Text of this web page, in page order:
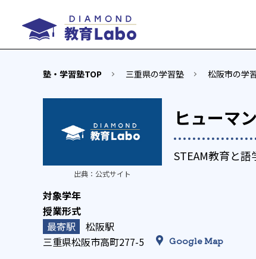
塾・学習塾TOP 三重県の学習塾 松阪市の学
ヒューマ
STEAM教育と
出典： 公式サイト
松阪駅
三重県松阪市高町277-5
Google Map